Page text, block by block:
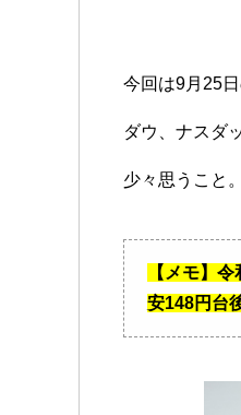
今回は9月25
ダウ、ナスダ
少々思うこと。
【メモ】
安148円台